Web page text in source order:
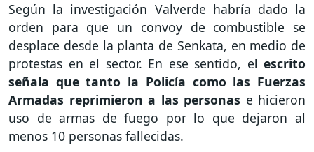
Según la investigación Valverde habría dado la
orden para que un convoy de combustible se
desplace desde la planta de Senkata, en medio de
protestas en el sector. En ese sentido, el escrito
señala que tanto la Policía como las Fuerzas
Armadas reprimieron a las personas e hicieron
uso de armas de fuego por lo que dejaron al
menos 10 personas fallecidas.